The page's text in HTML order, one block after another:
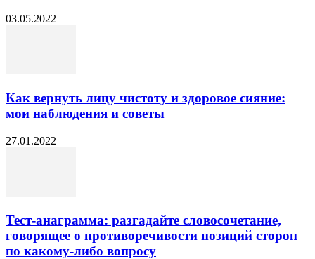
03.05.2022
Как вернуть лицу чистоту и здоровое сияние:
мои наблюдения и советы
27.01.2022
Тест-анаграмма: разгадайте словосочетание,
говорящее о противоречивости позиций сторон
по какому-либо вопросу